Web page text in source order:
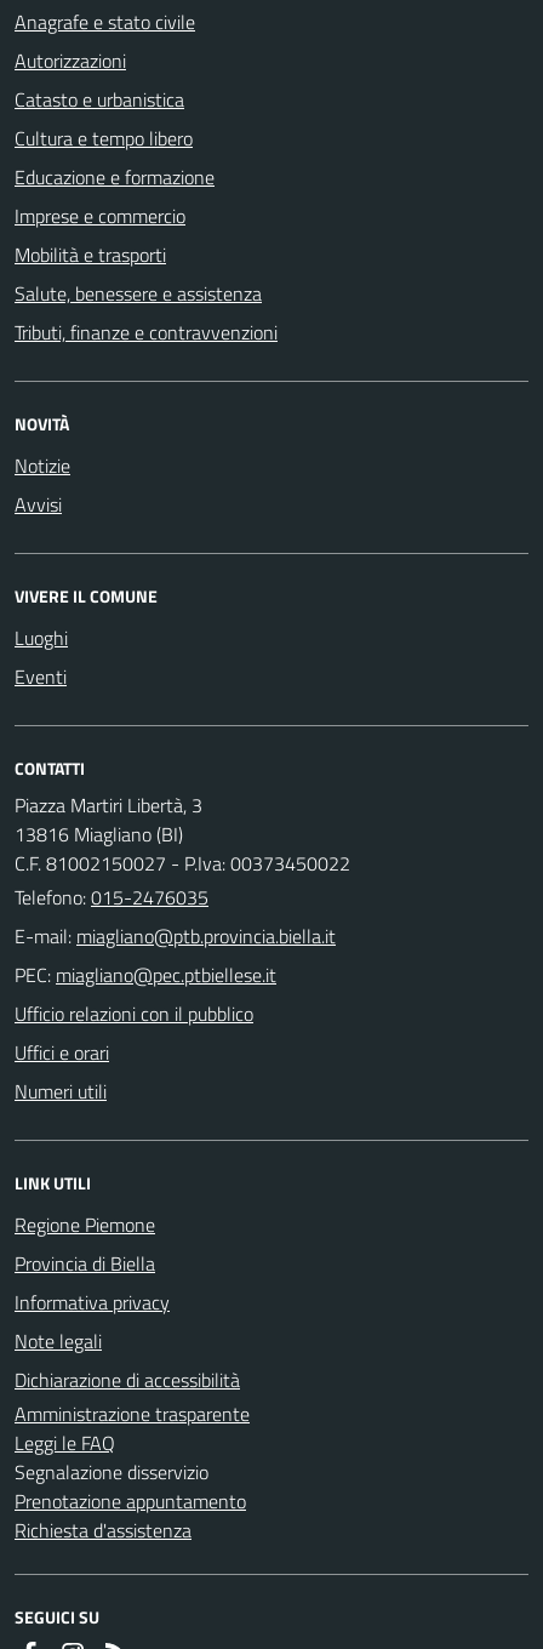
Anagrafe e stato civile
Autorizzazioni
Catasto e urbanistica
Cultura e tempo libero
Educazione e formazione
Imprese e commercio
Mobilità e trasporti
Salute, benessere e assistenza
Tributi, finanze e contravvenzioni
NOVITÀ
Notizie
Avvisi
VIVERE IL COMUNE
Luoghi
Eventi
CONTATTI
Piazza Martiri Libertà, 3
13816 Miagliano (BI)
C.F. 81002150027 - P.Iva: 00373450022
Telefono:015-2476035
E-mail:
PEC:
Ufficio relazioni con il pubblico
Uffici e orari
Numeri utili
LINK UTILI
Regione Piemone
Provincia di Biella
Informativa privacy
Note legali
Dichiarazione di accessibilità
Amministrazione trasparente
Leggi le FAQ
Segnalazione disservizio
Prenotazione appuntamento
Richiesta d'assistenza
SEGUICI SU